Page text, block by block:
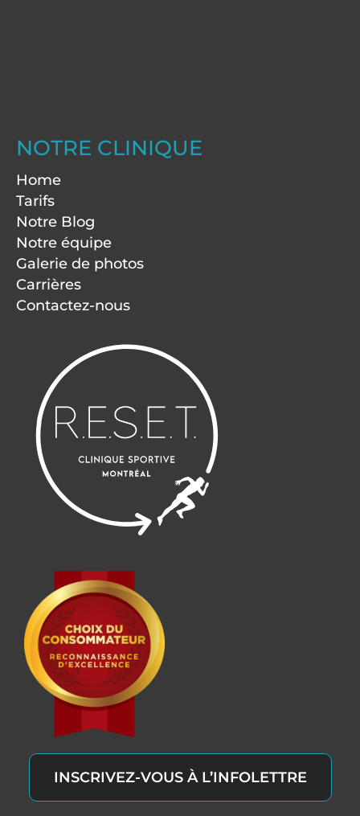
NOTRE CLINIQUE
Home
Tarifs
Notre Blog
Notre équipe
Galerie de photos
Carrières
Contactez-nous
INSCRIVEZ-VOUS À L’INFOLETTRE